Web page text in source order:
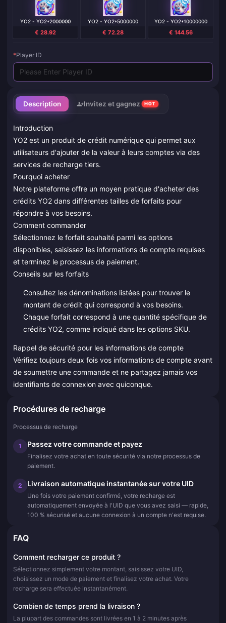
Description Invitez et gagnez HOT
Introduction
YO2 est un produit de crédit numérique qui permet aux
utilisateurs d'ajouter de la valeur à leurs comptes via des
services de recharge tiers.
Pourquoi acheter
Notre plateforme offre un moyen pratique d'acheter des
crédits YO2 dans différentes tailles de forfaits pour
répondre à vos besoins.
Comment commander
Sélectionnez le forfait souhaité parmi les options
disponibles, saisissez les informations de compte requises
et terminez le processus de paiement.
Conseils sur les forfaits
Consultez les dénominations listées pour trouver le
montant de crédit qui correspond à vos besoins.
Chaque forfait correspond à une quantité spécifique de
crédits YO2, comme indiqué dans les options SKU.
Rappel de sécurité pour les informations de compte
Vérifiez toujours deux fois vos informations de compte avant
de soumettre une commande et ne partagez jamais vos
identifiants de connexion avec quiconque.
Procédures de recharge
Processus de recharge
1 Passez votre commande et payez
Finalisez votre achat en toute sécurité via notre processus de
paiement.
2 Livraison automatique instantanée sur votre UID
Une fois votre paiement confirmé, votre recharge est
automatiquement envoyée à l'UID que vous avez saisi — rapide,
100 % sécurisé et aucune connexion à un compte n'est requise.
FAQ
Comment recharger ce produit ?
Sélectionnez simplement votre montant, saisissez votre UID,
choisissez un mode de paiement et finalisez votre achat. Votre
recharge sera effectuée instantanément.
Combien de temps prend la livraison ?
La plupart des commandes sont livrées en 1 à 2 minutes après
YO2 - YO2*2000000
€ 28.92
YO2 - YO2*5000000
€ 72.28
YO2 - YO2*10000000
€ 144.56
*Player ID